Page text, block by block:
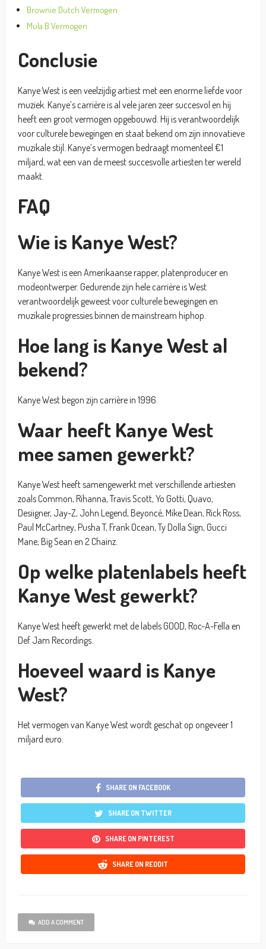
Brownie Dutch Vermogen
Mula B Vermogen
Conclusie
Kanye West is een veelzijdig artiest met een enorme liefde voor
muziek. Kanye’s carrière is al vele jaren zeer succesvol en hij
heeft een groot vermogen opgebouwd. Hij is verantwoordelijk
voor culturele bewegingen en staat bekend om zijn innovatieve
muzikale stijl. Kanye’s vermogen bedraagt momenteel €1
miljard, wat een van de meest succesvolle artiesten ter wereld
maakt.
FAQ
Wie is Kanye West?
Kanye West is een Amerikaanse rapper, platenproducer en
modeontwerper. Gedurende zijn hele carrière is West
verantwoordelijk geweest voor culturele bewegingen en
muzikale progressies binnen de mainstream hiphop.
Hoe lang is Kanye West al
bekend?
Kanye West begon zijn carrière in 1996.
Waar heeft Kanye West
mee samen gewerkt?
Kanye West heeft samengewerkt met verschillende artiesten
zoals Common, Rihanna, Travis Scott, Yo Gotti, Quavo,
Desiigner, Jay-Z, John Legend, Beyoncé, Mike Dean, Rick Ross,
Paul McCartney, Pusha T, Frank Ocean, Ty Dolla Sign, Gucci
Mane, Big Sean en 2 Chainz.
Op welke platenlabels heeft
Kanye West gewerkt?
Kanye West heeft gewerkt met de labels GOOD, Roc-A-Fella en
Def Jam Recordings.
Hoeveel waard is Kanye
West?
Het vermogen van Kanye West wordt geschat op ongeveer 1
miljard euro.
SHARE ON FACEBOOK
SHARE ON TWITTER
SHARE ON PINTEREST
SHARE ON REDDIT
ADD A COMMENT